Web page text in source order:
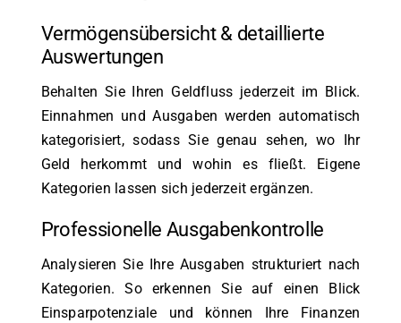
Vermögensübersicht & detaillierte
Auswertungen
Behalten Sie Ihren Geldfluss jederzeit im Blick.
Einnahmen und Ausgaben werden automatisch
kategorisiert, sodass Sie genau sehen, wo Ihr
Geld herkommt und wohin es fließt. Eigene
Kategorien lassen sich jederzeit ergänzen.
Professionelle Ausgabenkontrolle
Analysieren Sie Ihre Ausgaben strukturiert nach
Kategorien. So erkennen Sie auf einen Blick
Einsparpotenziale und können Ihre Finanzen